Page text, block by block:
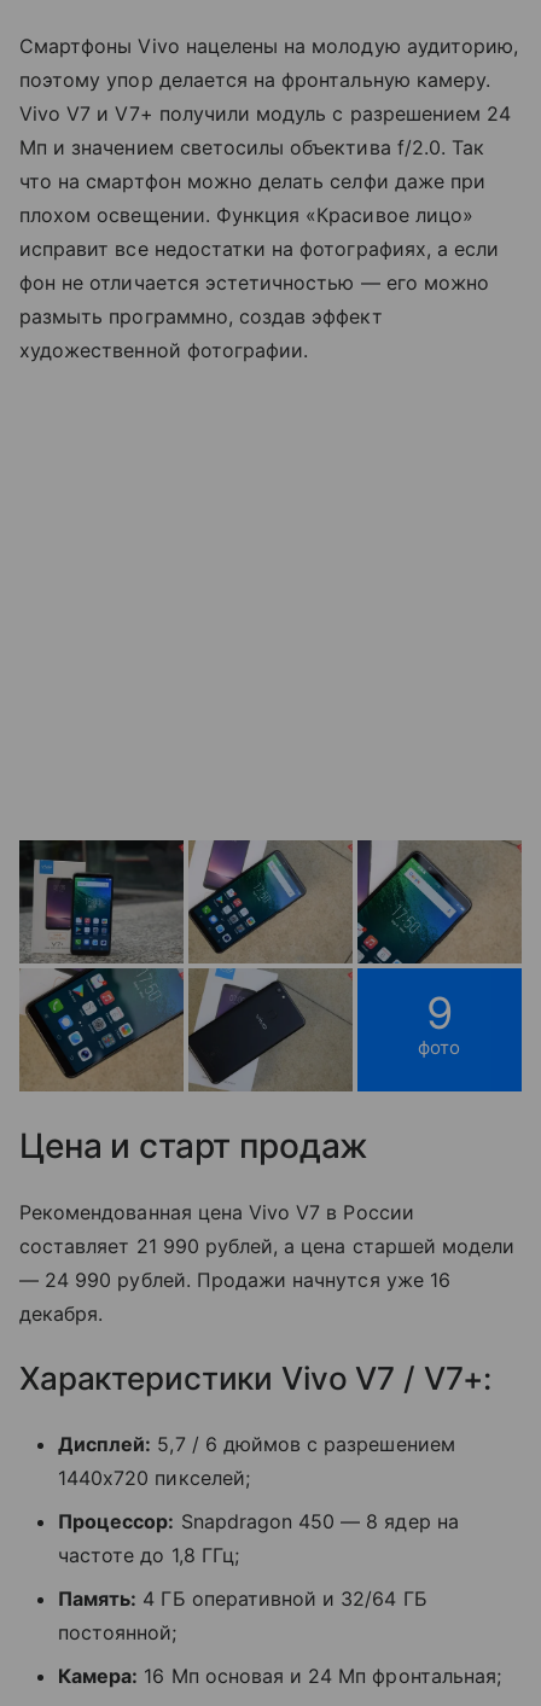
Смартфоны Vivo нацелены на молодую аудиторию,
поэтому упор делается на фронтальную камеру.
Vivo V7 и V7+ получили модуль с разрешением 24
Мп и значением светосилы объектива f/2.0. Так
что на смартфон можно делать селфи даже при
плохом освещении. Функция «Красивое лицо»
исправит все недостатки на фотографиях, а если
фон не отличается эстетичностью — его можно
размыть программно, создав эффект
художественной фотографии.
9
фото
Цена и старт продаж
Рекомендованная цена Vivo V7 в России
составляет 21 990 рублей, а цена старшей модели
— 24 990 рублей. Продажи начнутся уже 16
декабря.
Характеристики Vivo V7 / V7+:
Дисплей: 5,7 / 6 дюймов с разрешением
1440х720 пикселей;
Процессор: Snapdragon 450 — 8 ядер на
частоте до 1,8 ГГц;
Память: 4 ГБ оперативной и 32/64 ГБ
постоянной;
Камера: 16 Мп основая и 24 Мп фронтальная;